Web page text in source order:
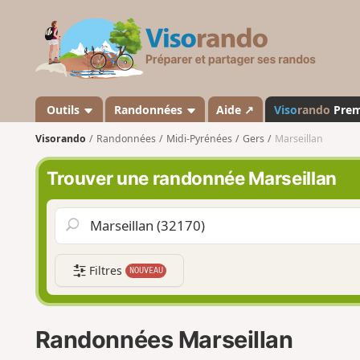
s
a
n
d
o
Outils Randonnées Aide ↗ Visorando
Visorando Randonnées Midi-Pyrénées Gers Marseillan
Trouver une randonnée Marseillan
Filtres NOUVEAU
Randonnées Marseillan